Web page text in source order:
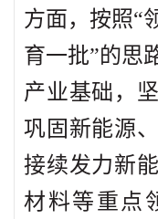
方面，按照“
育一批”的思
产业基础，
巩固新能源
接续发力新
材料等重点